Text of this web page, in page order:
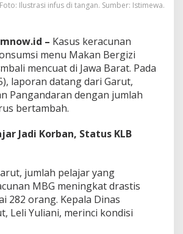
Foto: Ilustrasi infus di tangan. Sumber: Istimewa.
– Kasus keracunan
menu Makan Bergizi
mencuat di Jawa Barat. Pada
laporan datang dari Garut,
Pangandaran dengan jumlah
bertambah.
Jadi Korban, Status KLB
jumlah pelajar yang
MBG meningkat drastis
282 orang. Kepala Dinas
Leli Yuliani, merinci kondisi